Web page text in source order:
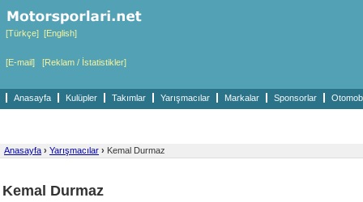
[Türkçe] [English]
[E-mail] [Reklam / İstatistikler]
Anasayfa Kulüpler Takımlar Yarışmacılar Markalar Sponsorlar
Anasayfa › Yarışmacılar › Kemal Durmaz
Kemal Durmaz